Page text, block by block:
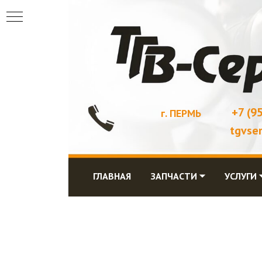
г. ПЕРМЬ
+7
ГЛАВНАЯ ЗАПЧАСТИ ⏷ УСЛУГИ